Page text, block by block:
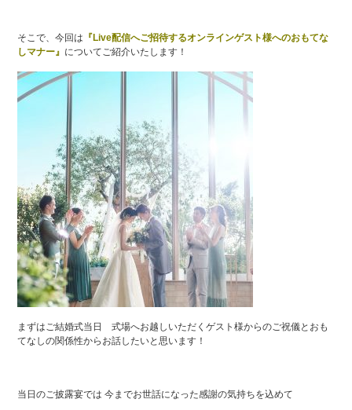
そこで、今回は 『Live配信へご招待するオンラインゲスト様へのおもてな
しマナー』 についてご紹介いたします！
まずはご結婚式当日 式場へお越しいただくゲスト様からのご祝儀とおも
てなしの関係性からお話したいと思います！
当日のご披露宴では 今までお世話になった感謝の気持ちを込めて